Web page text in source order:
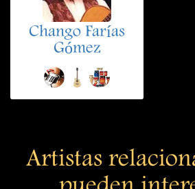
Chango Farías
Gómez
Artistas